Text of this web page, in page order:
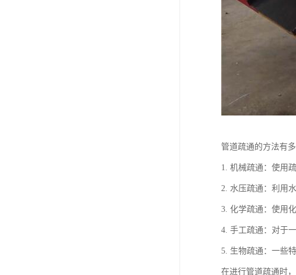
管道疏通的方法有
1. 机械疏通：使用
2. 水压疏通：利用
3. 化学疏通：使用
4. 手工疏通：对于
5. 生物疏通：一些
在进行管道疏通时